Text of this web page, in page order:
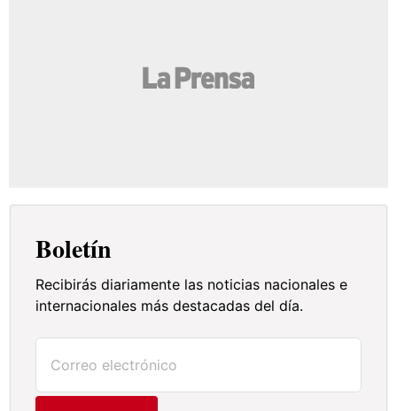
Boletín
Recibirás diariamente las noticias nacionales e
internacionales más destacadas del día.